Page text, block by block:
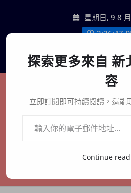
content
星期日, 9 8
3:26:49
聯絡我們
新北
在地、記憶、連
探索更多來自 新
容
立即訂閱即可持續閱讀，還能
Continue